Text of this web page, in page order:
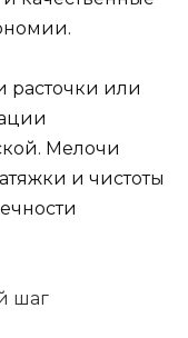
расточки или
Мелочи
и чистоты
шаг